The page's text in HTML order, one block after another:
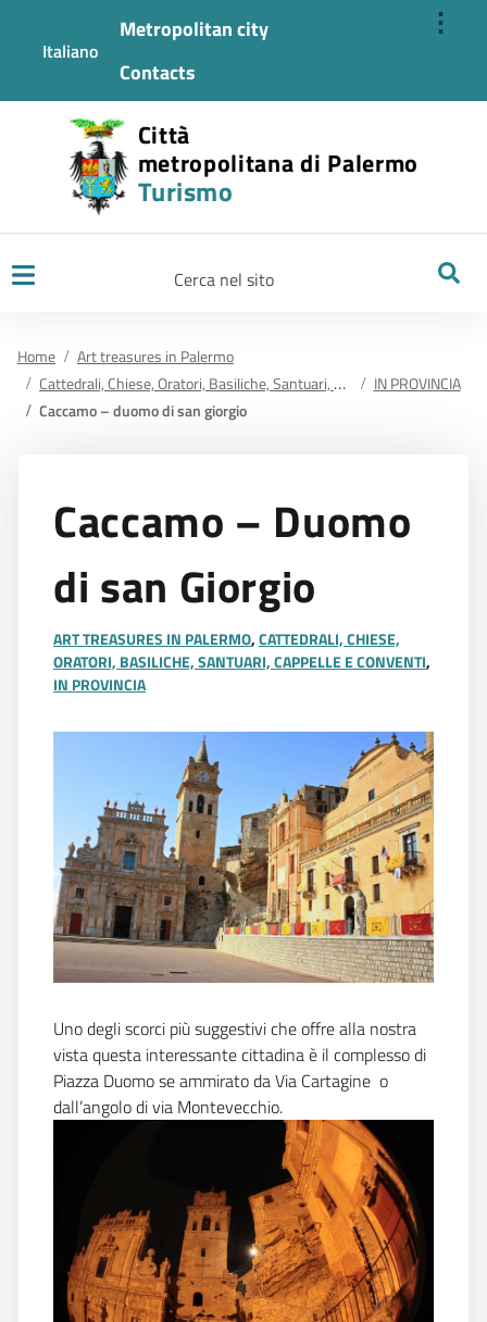
⋮
Italiano
Metropolitan city
Contacts
Città
metropolitana di Palermo
Turismo
Home
Art treasures in Palermo
Cattedrali, Chiese, Oratori, Basiliche, Santuari, Cappelle e Conventi
IN PROVINCIA
Caccamo – duomo di san giorgio
Caccamo – Duomo
di san Giorgio
ART TREASURES IN PALERMO,CATTEDRALI, CHIESE,
ORATORI, BASILICHE, SANTUARI, CAPPELLE E CONVENTI,
IN PROVINCIA
Uno degli scorci più suggestivi che offre alla nostra
vista questa interessante cittadina è il complesso di
Piazza Duomo se ammirato da Via Cartagine o
dall’angolo di via Montevecchio.